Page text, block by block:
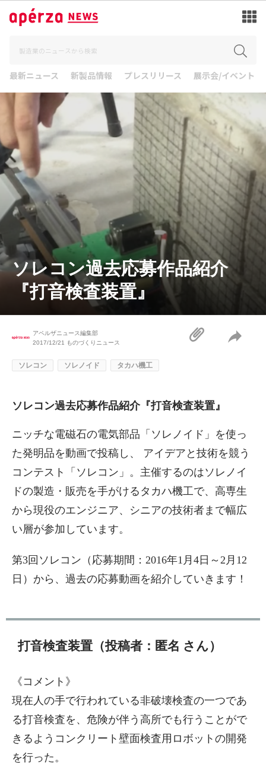
最新ニュース 新製品情報 プレスリリース 展示会/イベント
ソレコン過去応募作品紹介
『打音検査装置』
アペルザニュース編集部
2017/12/21
ものづくりニュース
ソレコン ソレノイド タカハ機工
ソレコン過去応募作品紹介『打音検査装置』
ニッチな電磁石の電気部品「ソレノイド」を使っ
た発明品を動画で投稿し、 アイデアと技術を競う
コンテスト「ソレコン」。主催するのはソレノイ
ドの製造・販売を手がけるタカハ機工で、高専生
から現役のエンジニア、シニアの技術者まで幅広
い層が参加しています。
第3回ソレコン（応募期間：2016年1月4日～2月12
日）から、過去の応募動画を紹介していきます！
打音検査装置（投稿者：匿名 さん）
《コメント》
現在人の手で行われている非破壊検査の一つであ
る打音検査を、危険が伴う高所でも行うことがで
きるようコンクリート壁面検査用ロボットの開発
を行った。